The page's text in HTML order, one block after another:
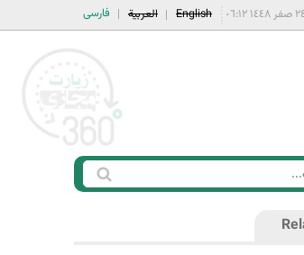
فارسی العربية English